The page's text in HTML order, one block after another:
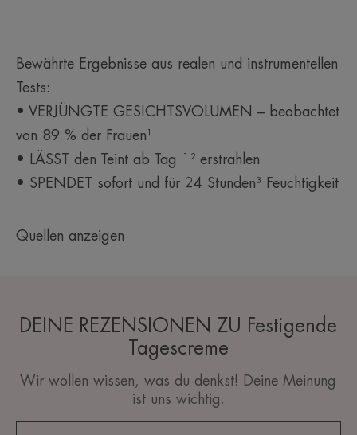
Bewährte Ergebnisse aus realen und instrumentellen
Tests:
• VERJÜNGTE GESICHTSVOLUMEN – beobachtet
von 89 % der Frauen¹
• LÄSST den Teint ab Tag 1² erstrahlen
• SPENDET sofort und für 24 Stunden³ Feuchtigkeit
Quellen anzeigen
DEINE REZENSIONEN ZU Festigende
Tagescreme
Wir wollen wissen, was du denkst! Deine Meinung
ist uns wichtig.